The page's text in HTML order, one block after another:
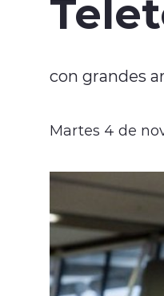
con grandes
Martes 4 de